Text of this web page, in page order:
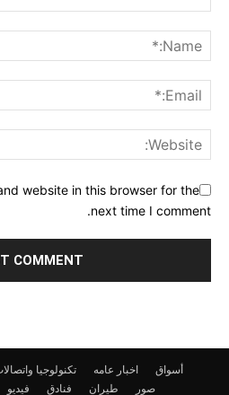
website in this browser for the
next time I comment.
أسواق اخبار عامه تكنولوجيا
صور
طيران فنادق فيديو